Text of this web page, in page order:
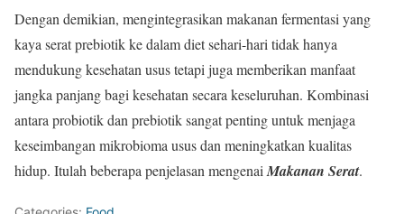
Dengan demikian, mengintegrasikan makanan fermentasi yang
kaya serat prebiotik ke dalam diet sehari-hari tidak hanya
mendukung kesehatan usus tetapi juga memberikan manfaat
jangka panjang bagi kesehatan secara keseluruhan. Kombinasi
antara probiotik dan prebiotik sangat penting untuk menjaga
keseimbangan mikrobioma usus dan meningkatkan kualitas
hidup. Itulah beberapa penjelasan mengenai Makanan Serat.